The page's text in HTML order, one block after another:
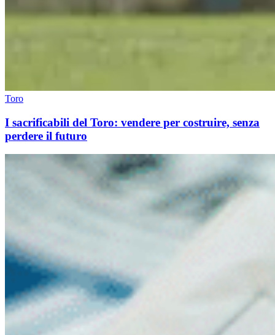
Toro
I sacrificabili del Toro: vendere per costruire, senza
perdere il futuro